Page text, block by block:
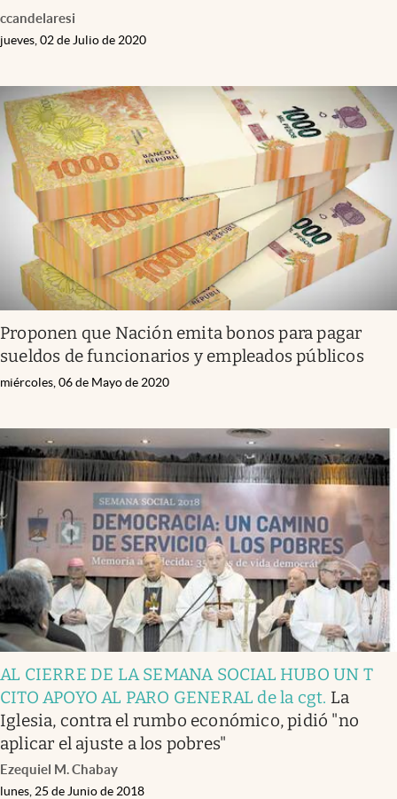
ccandelaresi
jueves, 02 de Julio de 2020
Proponen que Nación emita bonos para pagar
sueldos de funcionarios y empleados públicos
miércoles, 06 de Mayo de 2020
AL CIERRE DE LA SEMANA SOCIAL HUBO UN T
CITO APOYO AL PARO GENERAL de la cgt. La
Iglesia, contra el rumbo económico, pidió "no
aplicar el ajuste a los pobres"
Ezequiel M. Chabay
lunes, 25 de Junio de 2018